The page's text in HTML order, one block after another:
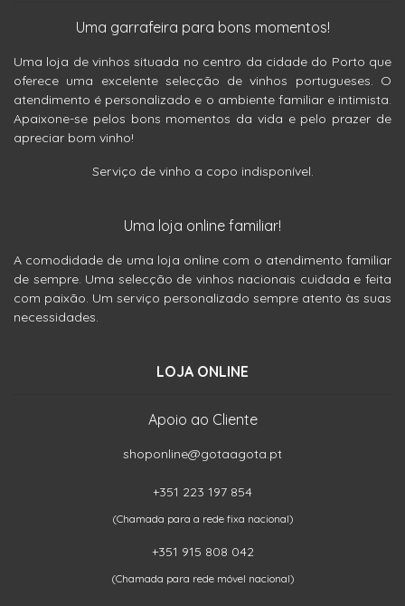
Uma garrafeira para bons momentos!
Uma loja de vinhos situada no centro da cidade do Porto que
oferece uma excelente selecção de vinhos portugueses. O
atendimento é personalizado e o ambiente familiar e intimista.
Apaixone-se pelos bons momentos da vida e pelo prazer de
apreciar bom vinho!
Serviço de vinho a copo indisponível.
Uma loja online familiar!
A comodidade de uma loja online com o atendimento familiar
de sempre. Uma selecção de vinhos nacionais cuidada e feita
com paixão. Um serviço personalizado sempre atento às suas
necessidades.
LOJA ONLINE
Apoio ao Cliente
shoponline@gotaagota.pt
+351 223 197 854
(Chamada para a rede fixa nacional)
+351 915 808 042
(Chamada para rede móvel nacional)